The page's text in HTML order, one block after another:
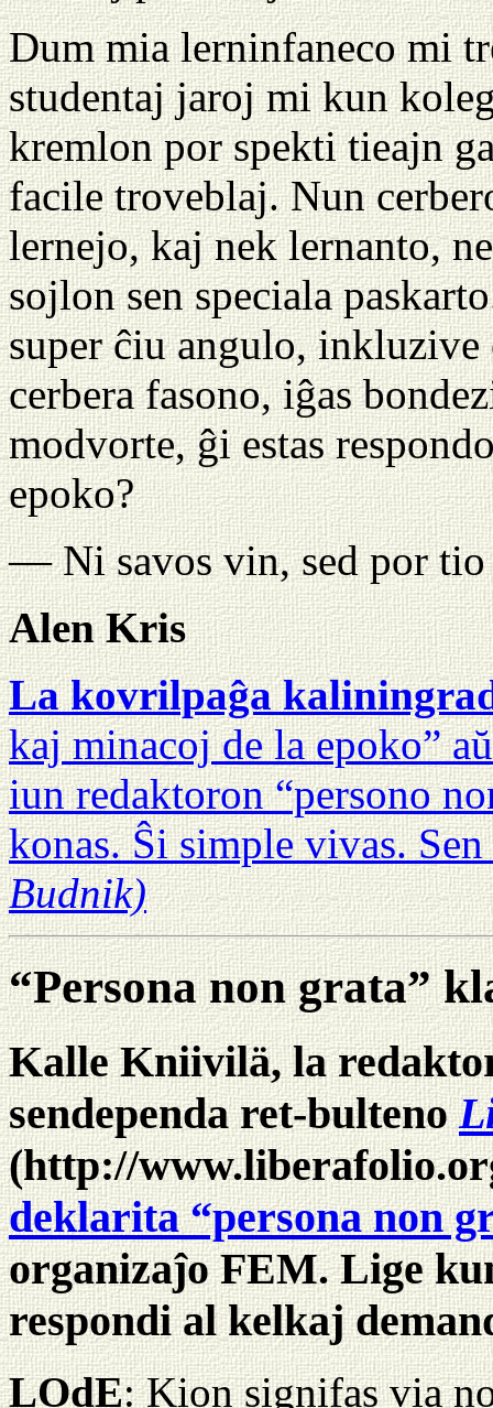
Dum mia lerninfaneco mi
studentaj jaroj mi kun
kremlon por spekti tieajn
facile troveblaj. Nun
lernejo, kaj nek lernanto,
sojlon sen speciala
super ĉiu angulo,
cerbera fasono, iĝas
modvorte, ĝi estas
epoko?
— Ni savos vin, sed por
Alen Kris
La kovrilpaĝa
kaj minacoj de la epoko”
iun redaktoron “persono
konas. Ŝi simple vivas. Sen
Budnik)
“Persona non grata”
Kalle Kniivilä, la
sendependa ret-bulteno
(http://
deklarita “persona non
organizaĵo FEM. Lige
respondi al kelkaj
LOdE: Kion signifas via